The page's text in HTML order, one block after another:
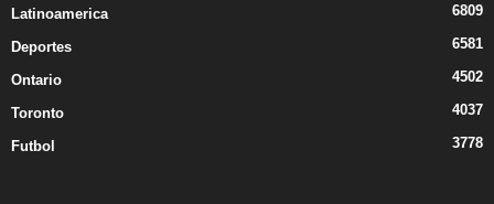
Latinoamerica 6809
Deportes 6581
Ontario 4502
Toronto 4037
Futbol 3778